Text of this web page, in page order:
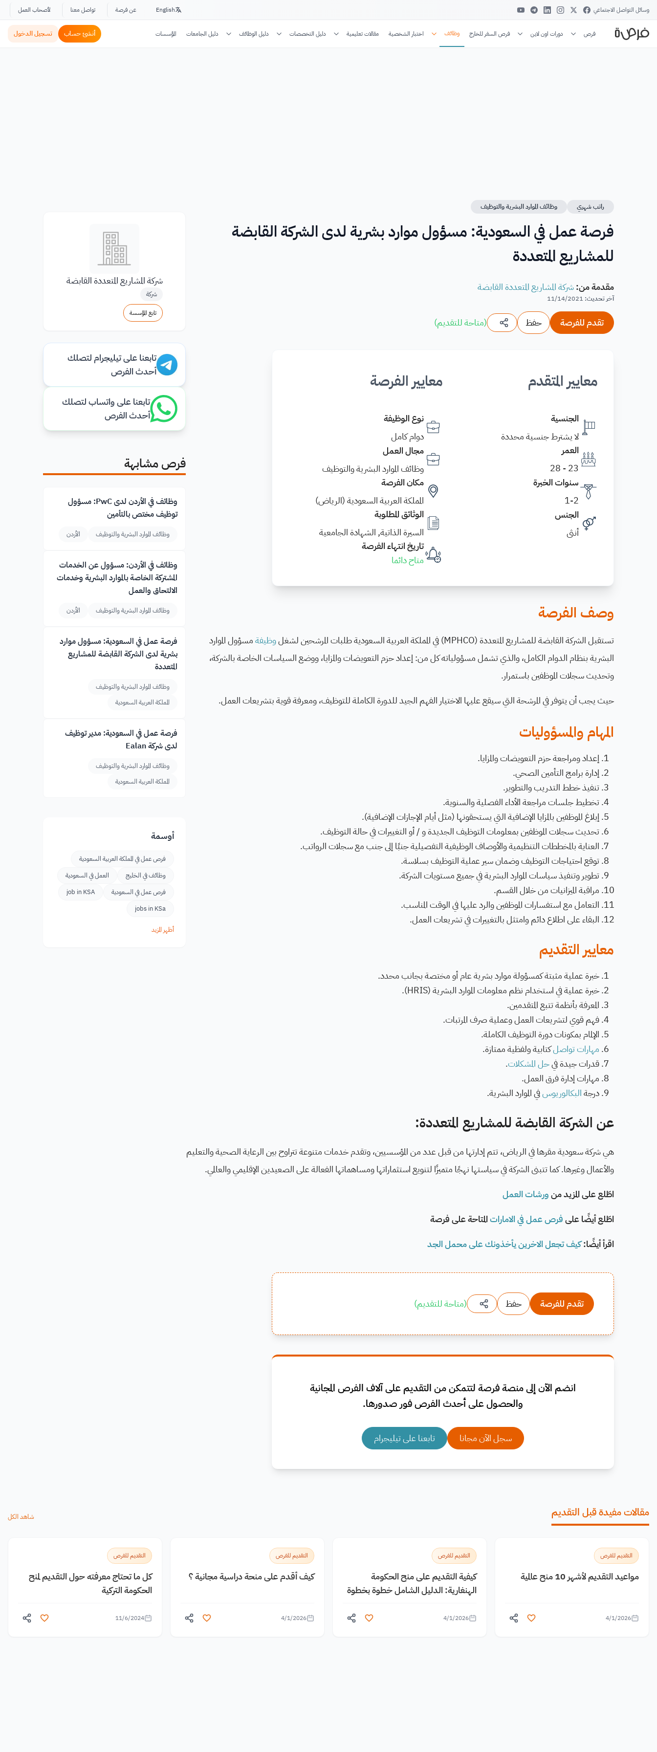
وسائل التواصل الاجتماعي English عن فرصة تواصل معنا لأصحاب العمل
فرص دورات اون لاين فرص السفر للخارج وظائف اختبار الشخصية مقالات تعليمية دليل التخصصات دليل الوظائف دليل الجامعات المؤسسات أنشئ حساب تسجيل الدخول
راتب شهري وظائف الموارد البشرية والتوظيف
فرصة عمل في السعودية: مسؤول موارد بشرية لدى الشركة القابضة
للمشاريع المتعددة
مقدمة من:شركة المشاريع المتعددة القابضة
آخر تحديث:
11/14/2021
تقدم للفرصة حفظ (متاحة للتقديم)
معايير المتقدم
الجنسية
لا يشترط جنسية محددة
العمر
23 - 28
سنوات الخبرة
1-2
الجنس
أنثى
معايير الفرصة
نوع الوظيفة
دوام كامل
مجال العمل
وظائف الموارد البشرية والتوظيف
مكان الفرصة
المملكة العربية السعودية (الرياض)
الوثائق المطلوبة
السيرة الذاتية, الشهادة الجامعية
تاريخ انتهاء الفرصة
متاح دائما
وصف الفرصة
تستقبل الشركة القابضة للمشاريع المتعددة (MPHCO) في المملكة العربية السعودية طلبات المرشحين لشغل وظيفةمسؤول الموارد
البشرية بنظام الدوام الكامل، والذي تشمل مسؤولياته كل من: إعداد حزم التعويضات والمزايا، ووضع السياسات الخاصة بالشركة،
وتحديث سجلات الموظفين باستمرار.
حيث يجب أن يتوفر في المرشحة التي سيقع عليها الاختيار الفهم الجيد للدورة الكاملة للتوظيف، ومعرفة قوية بتشريعات العمل.
المهام والمسؤوليات
إعداد ومراجعة حزم التعويضات والمزايا.
إدارة برامج التأمين الصحي.
تنفيذ خطط التدريب والتطوير.
تخطيط جلسات مراجعة الأداء الفصلية والسنوية.
إبلاغ الموظفين بالمزايا الإضافية التي يستحقونها (مثل أيام الإجازات الإضافية).
تحديث سجلات الموظفين بمعلومات التوظيف الجديدة و / أو التغييرات في حالة التوظيف.
العناية بالمخططات التنظيمية والأوصاف الوظيفية التفصيلية جنبًا إلى جنب مع سجلات الرواتب.
توقع احتياجات التوظيف وضمان سير عملية التوظيف بسلاسة.
تطوير وتنفيذ سياسات الموارد البشرية في جميع مستويات الشركة.
مراقبة الميزانيات من خلال القسم.
التعامل مع استفسارات الموظفين والرد عليها في الوقت المناسب.
البقاء على اطلاع دائم وامتثل بالتغييرات في تشريعات العمل.
معايير التقديم
خبرة عملية مثبتة كمسؤولة موارد بشرية عام أو مختصة بجانب محدد.
خبرة عملية في استخدام نظم معلومات الموارد البشرية (HRIS).
المعرفة بأنظمة تتبع المتقدمين.
فهم قوي لتشريعات العمل وعملية صرف المرتبات.
الإلمام بمكونات دورة التوظيف الكاملة.
مهارات تواصلكتابية ولفظية ممتازة.
قدرات جيدة فيحل المشكلات.
مهارات إدارة فرق العمل.
درجةالبكالوريوسفي الموارد البشرية.
عن الشركة القابضة للمشاريع المتعددة:
هي شركة سعودية مقرها في الرياض، تتم إدارتها من قبل عدد من المؤسسيين، وتقدم خدمات متنوعة تتراوح بين الرعاية الصحية والتعليم
والأعمال وغيرها. كما تتبنى الشركة في سياستها نهجًا متميزًا لتنويع استثماراتها ومساهماتها الفعالة على الصعيدين الإقليمي والعالمي.
اطّلع على المزيد منورشات العمل
اطّلع أيضًا علىفرص عمل في الاماراتالمتاحة على فرصة
اقرأ أيضًا:كيف تجعل الاخرين يأخذونك على محمل الجد
تقدم للفرصة حفظ (متاحة للتقديم)
انضم الآن إلى منصة فرصة لتتمكن من التقديم على آلاف الفرص المجانية
والحصول على أحدث الفرص فور صدورها.
سجل الآن مجانا تابعنا على تيليجرام
شركة المشاريع المتعددة القابضة
شركة
تابع المؤسسة
تابعنا على تيليجرام لتصلك
أحدث الفرص
تابعنا على واتساب لتصلك
أحدث الفرص
فرص مشابهة
وظائف في الأردن لدى PwC: مسؤول
توظيف مختص بالتأمين
وظائف الموارد البشرية والتوظيف الأردن
وظائف في الأردن: مسؤول عن الخدمات
المشتركة الخاصة بالموارد البشرية وخدمات
الالتحاق والعمل
وظائف الموارد البشرية والتوظيف الأردن
فرصة عمل في السعودية: مسؤول موارد
بشرية لدى الشركة القابضة للمشاريع
المتعددة
وظائف الموارد البشرية والتوظيف
المملكة العربية السعودية
فرصة عمل في السعودية: مدير توظيف
لدى شركة Ealan
وظائف الموارد البشرية والتوظيف
المملكة العربية السعودية
أوسمة
فرص عمل في المملكة العربية السعودية
وظائف في الخليج
العمل في السعودية
فرص عمل في السعودية
job in KSA
jobs in KSa
أظهر المزيد
مقالات مفيدة قبل التقديم شاهد الكل
التقديم للفرص
مواعيد التقديم لأشهر 10 منح عالمية
4/1/2026
التقديم للفرص
كيفية التقديم على منح الحكومة
الهنغارية: الدليل الشامل خطوة بخطوة
4/1/2026
التقديم للفرص
كيف أقدم على منحة دراسية مجانية ؟
4/1/2026
التقديم للفرص
كل ما تحتاج معرفته حول التقديم لمنح
الحكومة التركية
11/6/2024